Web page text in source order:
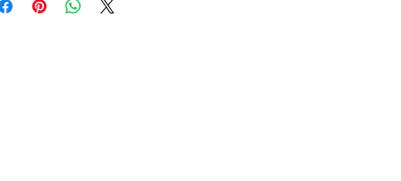
realizan por medio de